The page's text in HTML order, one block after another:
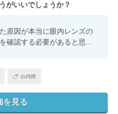
がいいでしょうか？
原因が本当に眼内レンズの
確認する必要があると思...
白内障
を見る